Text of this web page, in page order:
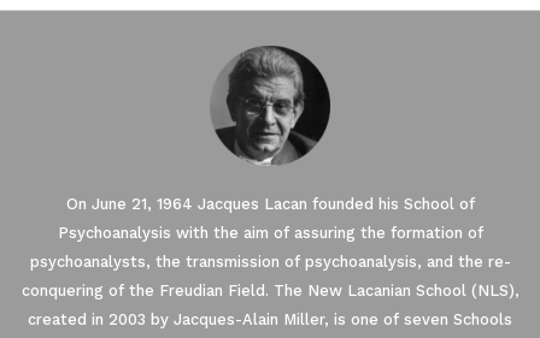
On June 21, 1964 Jacques Lacan founded his School of
Psychoanalysis with the aim of assuring the formation of
psychoanalysts, the transmission of psychoanalysis, and the re-
conquering of the Freudian Field. The New Lacanian School (NLS),
created in 2003 by Jacques-Alain Miller, is one of seven Schools